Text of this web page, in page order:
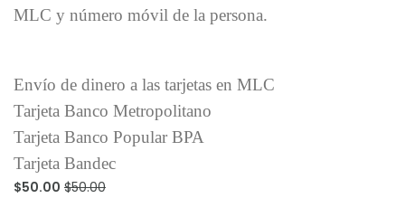
MLC y número móvil de la persona.
Envío de dinero a las tarjetas en MLC
Tarjeta Banco Metropolitano
Tarjeta Banco Popular BPA
Tarjeta Bandec
$50.00 $50.00